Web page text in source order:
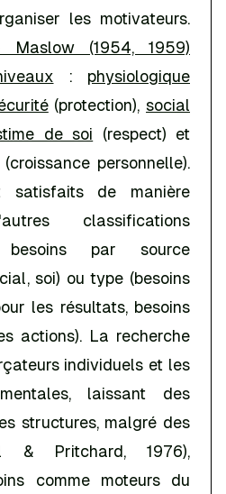
les motivateurs.
Maslow (1954, 1959)
: physiologique
(protection), social
de soi (respect) et
(croissance personnelle).
satisfaits de manière
classifications
par source
soi) ou type (besoins
les résultats, besoins
actions). La recherche
individuels et les
laissant des
structures, malgré des
& Pritchard, 1976),
comme moteurs du